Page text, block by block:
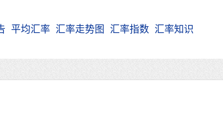
平均汇率 汇率走势图 汇率指数 汇率知识